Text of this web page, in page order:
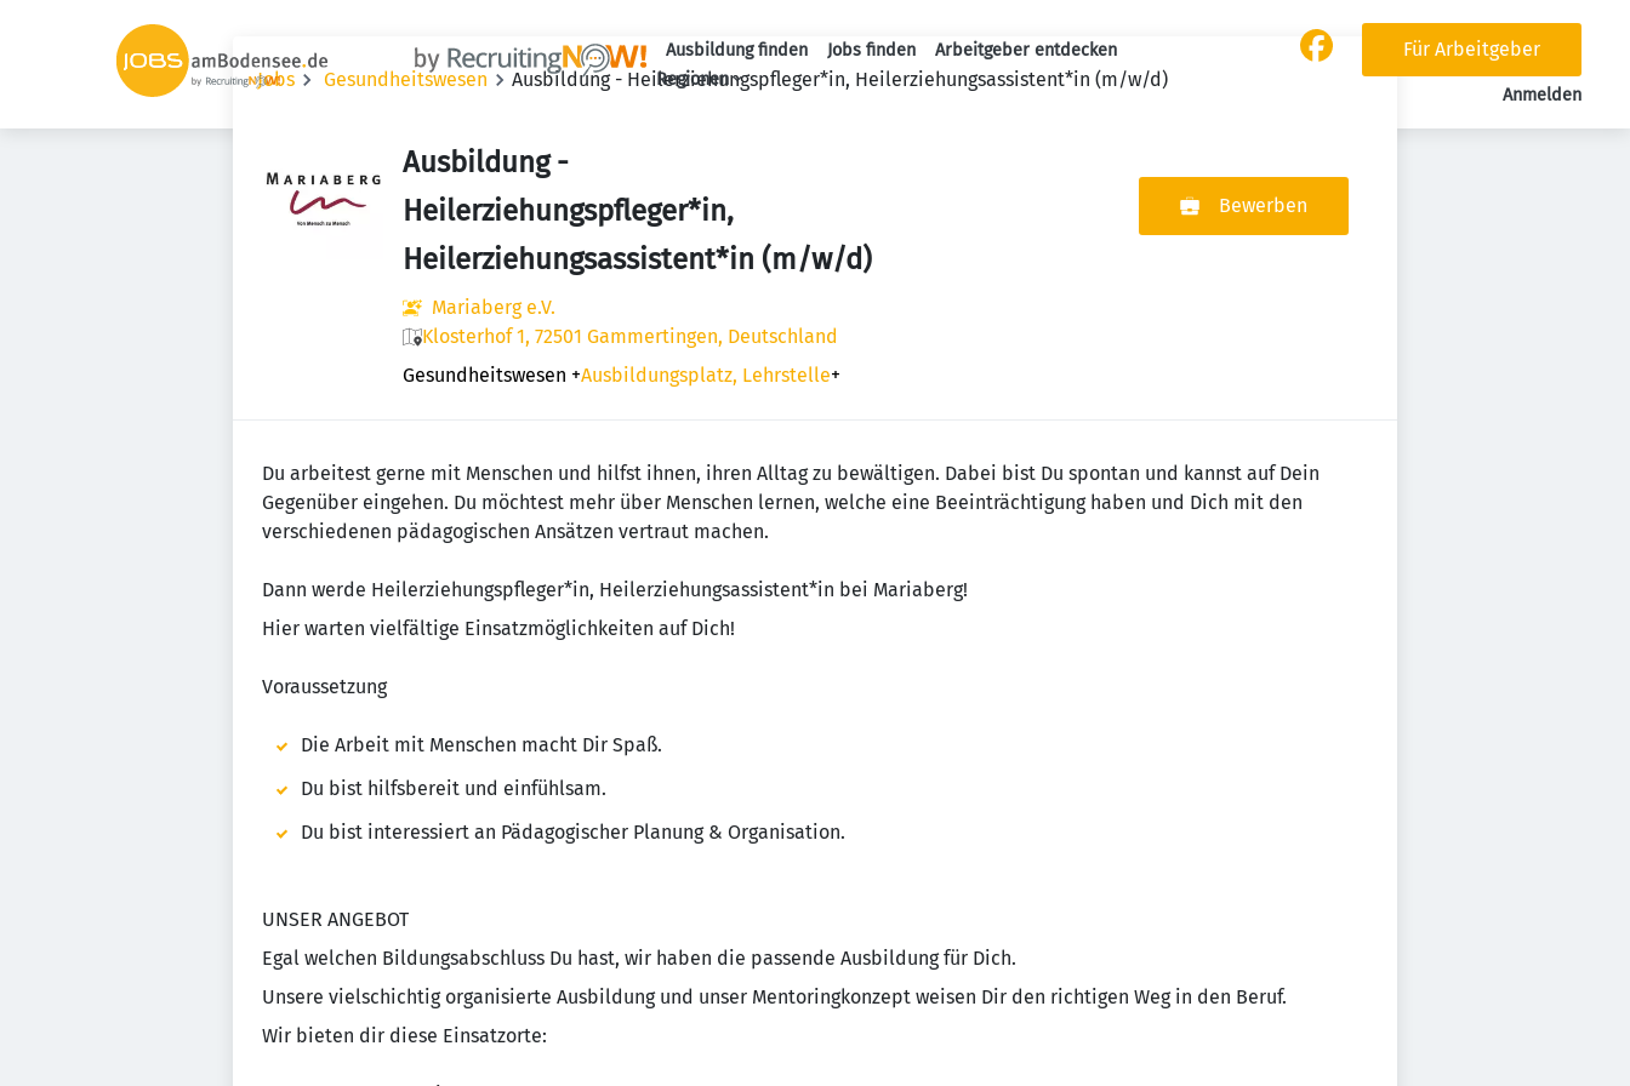
Haupt-Navigation
Ausbildung finden Jobs finden
Arbeitgeber entdecken
Regionen
Für Arbeitgeber
Anmelden
Jobs Gesundheitswesen Ausbildung - Heilerziehungspfleger*in, Heilerziehungsassistent*in (m/w/d)
Ausbildung -
Heilerziehungspfleger*in,
Heilerziehungsassistent*in (m/w/d)
Mariaberg e.V.
Klosterhof 1, 72501 Gammertingen, Deutschland
Gesundheitswesen +Ausbildungsplatz, Lehrstelle+
Bewerben
Du arbeitest gerne mit Menschen und hilfst ihnen, ihren Alltag zu bewältigen. Dabei bist Du spontan und kannst auf Dein
Gegenüber eingehen. Du möchtest mehr über Menschen lernen, welche eine Beeinträchtigung haben und Dich mit den
verschiedenen pädagogischen Ansätzen vertraut machen.
Dann werde Heilerziehungspfleger*in, Heilerziehungsassistent*in bei Mariaberg!
Hier warten vielfältige Einsatzmöglichkeiten auf Dich!
Voraussetzung
Die Arbeit mit Menschen macht Dir Spaß.
Du bist hilfsbereit und einfühlsam.
Du bist interessiert an Pädagogischer Planung & Organisation.
UNSER ANGEBOT
Egal welchen Bildungsabschluss Du hast, wir haben die passende Ausbildung für Dich.
Unsere vielschichtig organisierte Ausbildung und unser Mentoringkonzept weisen Dir den richtigen Weg in den Beruf.
Wir bieten dir diese Einsatzorte: